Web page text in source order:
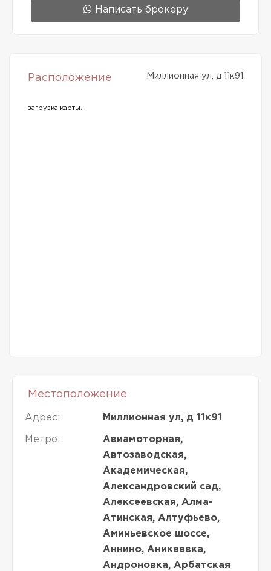
Написать брокеру
Расположение Миллионная ул, д 11к91
загрузка карты...
Местоположение
Адрес: Миллионная ул, д 11к91
Метро:
Авиамоторная,
Автозаводская,
Академическая,
Александровский сад,
Алексеевская, Алма-
Атинская, Алтуфьево,
Аминьевское шоссе,
Аннино, Аникеевка,
Андроновка, Арбатская